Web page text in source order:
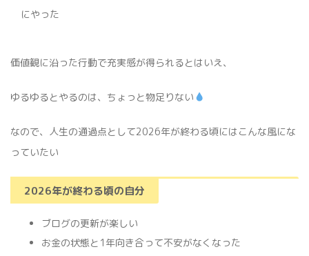
にやった
価値観に沿った行動で充実感が得られるとはいえ、
ゆるゆるとやるのは、ちょっと物足りない
なので、人生の通過点として2026年が終わる頃にはこんな風にな
っていたい
2026年が終わる頃の自分
ブログの更新が楽しい
お金の状態と1年向き合って不安がなくなった